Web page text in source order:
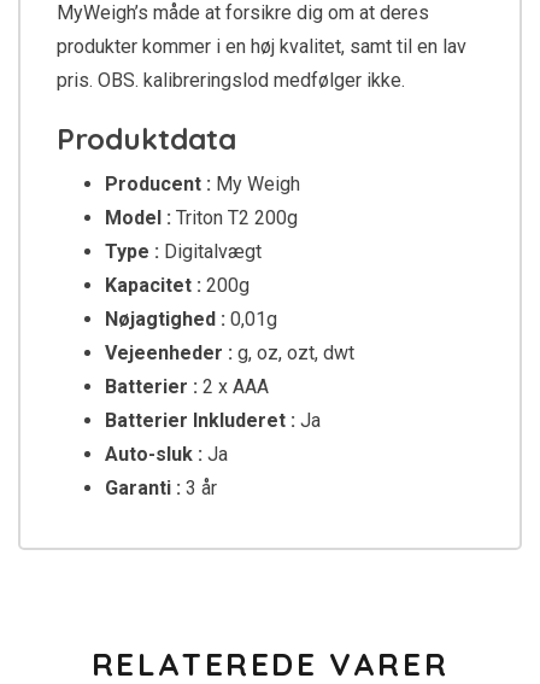
MyWeigh’s måde at forsikre dig om at deres
produkter kommer i en høj kvalitet, samt til en lav
pris. OBS. kalibreringslod medfølger ikke.
Produktdata
Producent : My Weigh
Model : Triton T2 200g
Type : Digitalvægt
Kapacitet : 200g
Nøjagtighed : 0,01g
Vejeenheder : g, oz, ozt, dwt
Batterier : 2 x AAA
Batterier Inkluderet : Ja
Auto-sluk : Ja
Garanti : 3 år
RELATEREDE VARER